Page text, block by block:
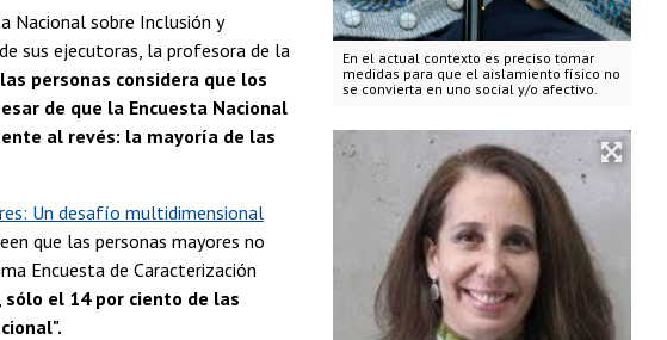
En el actual contexto es preciso tomar
medidas para que el aislamiento físico no
se convierta en uno social y/o afectivo.
Nacional sobre Inclusión y
sus ejecutoras, la profesora de la
personas considera que los
de que la Encuesta Nacional
al revés: la mayoría de las
Un desafío multidimensional
que las personas mayores no
Encuesta de Caracterización
sólo el 14 por ciento de las